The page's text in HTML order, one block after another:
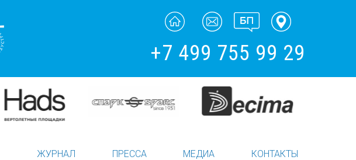
+7 499 755 99 29
ЖУРНАЛ ПРЕССА МЕДИА КОНТАКТЫ